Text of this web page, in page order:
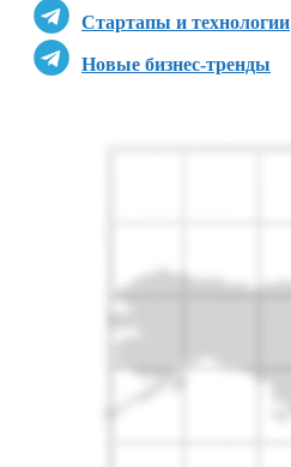
Стартапы и технологии
Новые бизнес-тренды